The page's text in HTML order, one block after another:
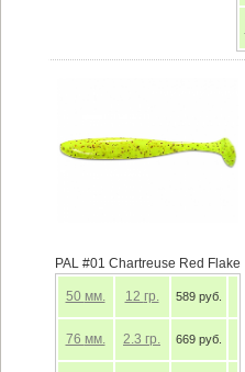
PAL #01 Chartreuse Red Flake
50 мм. 12 гр. 589 руб.
76 мм. 2.3 гр. 669 руб.